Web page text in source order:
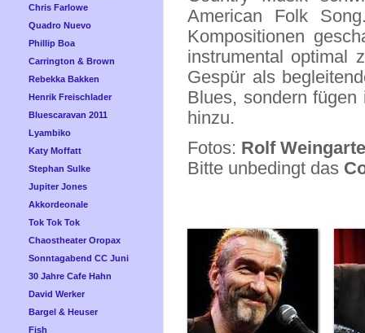
Chris Farlowe
Quadro Nuevo
Phillip Boa
Carrington & Brown
Rebekka Bakken
Henrik Freischlader
Bluescaravan 2011
Lyambiko
Katy Moffatt
Stephan Sulke
Jupiter Jones
Akkordeonale
Tok Tok Tok
Chaostheater Oropax
Sonntagabend CC Juni
30 Jahre Cafe Hahn
David Werker
Bargel & Heuser
Fish
American Folk
Kompositionen
instrumental optimal
Gespür als
Blues, sondern
hinzu.
Fotos: Rolf
Bitte unbedingt das